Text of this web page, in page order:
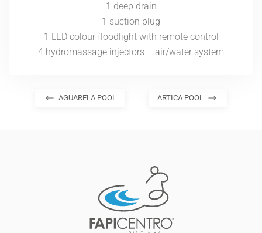
1 deep drain
1 suction plug
1 LED colour floodlight with remote control
4 hydromassage injectors – air/water system
AGUARELA POOL ARTICA POOL